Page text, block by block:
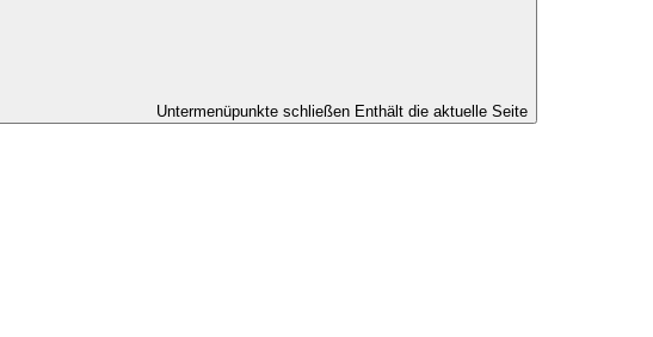
Untermenüpunkte schließen Enthält die aktuelle Seite